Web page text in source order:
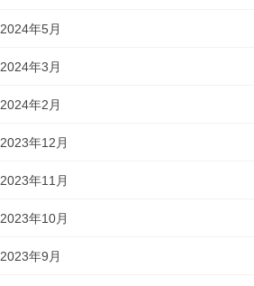
2024年5月
2024年3月
2024年2月
2023年12月
2023年11月
2023年10月
2023年9月